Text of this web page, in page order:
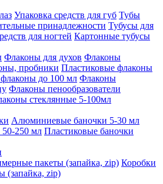
Упаковка средств для губ Тубы
принадлежности Тубусы для
для ногтей Картонные тубусы
Флаконы для духов Флаконы
пробники Пластиковые флаконы
до 100 мл Флаконы
Флаконы пенообразователи
стеклянные 5-100мл
Алюминиевые баночки 5-30 мл
250 мл Пластиковые баночки
пакеты (запайка, zip) Коробки
(запайка, zip)